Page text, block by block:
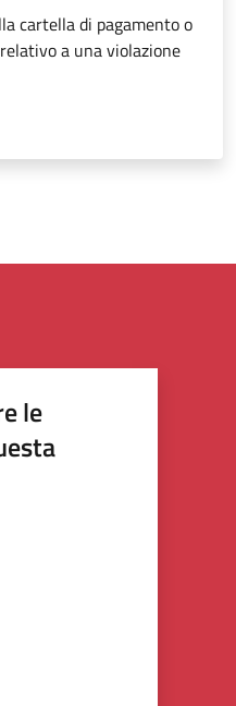
cartella di pagamento o
a una violazione
le